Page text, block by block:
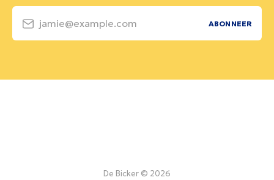
jamie@example.com ABONNEER
De Bicker © 2026